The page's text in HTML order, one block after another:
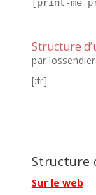
[print-me
Structure
par
[:fr]
Structure
Sur le web